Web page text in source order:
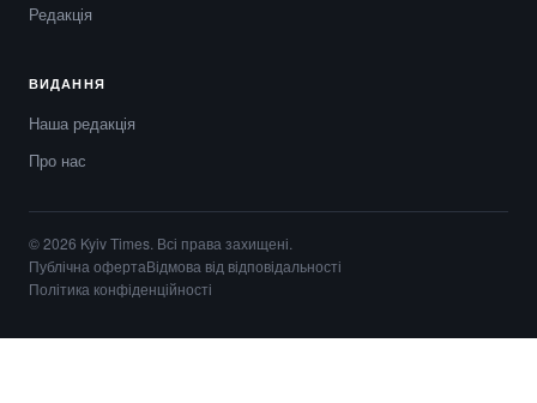
Редакція
ВИДАННЯ
Наша редакція
Про нас
© 2026 Kyiv Times. Всі права захищені.
Публічна офертаВідмова від відповідальності
Політика конфіденційності